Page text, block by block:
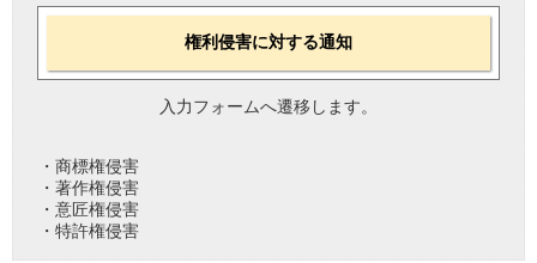
権利侵害に対する通知
入力フォームへ遷移します。
・商標権侵害
・著作権侵害
・意匠権侵害
・特許権侵害